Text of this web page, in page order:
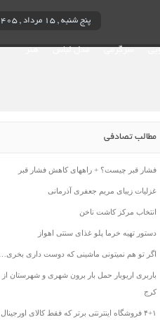
پنج شنبه , ۱۵ مرداد , ۱۴۰۵
مطالب تصادفی
فشار قبر چیست؟ + راههای کاهش فشار قبر
غزلیات زیبای مریم جعفری آذرمانی
انتخاب مرکز کاشت ناخن
دستور تهیه خرما پلو غذای سنتی اهواز
اگر تو هم نمیتونی ماشینی که دوست داری بخری….
باربری اریوبار حمل بار برون شهری و شهرستان از
کرج
۴+۱ فروشگاه اینترنتی برتر که فقط کالای اورجینال